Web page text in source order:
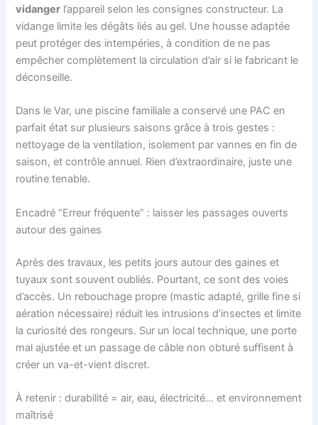
vidanger l’appareil selon les consignes constructeur. La
vidange limite les dégâts liés au gel. Une housse adaptée
peut protéger des intempéries, à condition de ne pas
empêcher complètement la circulation d’air si le fabricant le
déconseille.
Dans le Var, une piscine familiale a conservé une PAC en
parfait état sur plusieurs saisons grâce à trois gestes :
nettoyage de la ventilation, isolement par vannes en fin de
saison, et contrôle annuel. Rien d’extraordinaire, juste une
routine tenable.
Encadré “Erreur fréquente” : laisser les passages ouverts
autour des gaines
Après des travaux, les petits jours autour des gaines et
tuyaux sont souvent oubliés. Pourtant, ce sont des voies
d’accès. Un rebouchage propre (mastic adapté, grille fine si
aération nécessaire) réduit les intrusions d’insectes et limite
la curiosité des rongeurs. Sur un local technique, une porte
mal ajustée et un passage de câble non obturé suffisent à
créer un va-et-vient discret.
À retenir : durabilité = air, eau, électricité… et environnement
maîtrisé